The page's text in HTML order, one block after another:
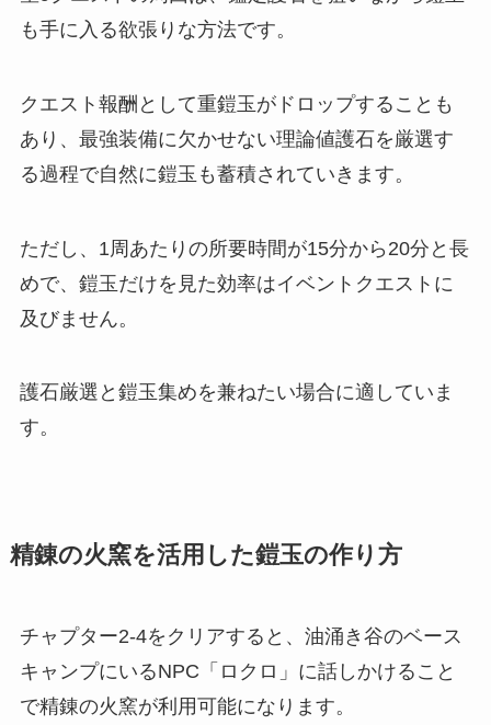
も手に入る欲張りな方法です。
クエスト報酬として重鎧玉がドロップすることも
あり、最強装備に欠かせない理論値護石を厳選す
る過程で自然に鎧玉も蓄積されていきます。
ただし、1周あたりの所要時間が15分から20分と長
めで、鎧玉だけを見た効率はイベントクエストに
及びません。
護石厳選と鎧玉集めを兼ねたい場合に適していま
す。
精錬の火窯を活用した鎧玉の作り方
チャプター2-4をクリアすると、油涌き谷のベース
キャンプにいるNPC「ロクロ」に話しかけること
で精錬の火窯が利用可能になります。